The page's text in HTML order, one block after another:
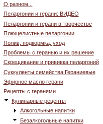
О разном...
Пеларгонии и герани: ВИДЕО
Пеларгонии и герани в творчестве
Плющелистные пеларгонии
Полив, подкормка, уход
Проблемы с геранью и их решение
Скрещивание и прививка пеларгоний
Суккуленты семейства Гераниевые
Эфирное масло герани
Рецепты с геранями
Кулинарные рецепты
Алкогольные напитки
Безалкогольные напитки